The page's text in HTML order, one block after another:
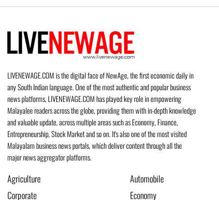
LIVENEWAGE.COM is the digital face of NewAge, the first economic daily in
any South Indian language. One of the most authentic and popular business
news platforms, LIVENEWAGE.COM has played key role in empowering
Malayalee readers across the globe, providing them with in-depth knowledge
and valuable update, across multiple areas such as Economy, Finance,
Entrepreneurship, Stock Market and so on. It's also one of the most visited
Malayalam business news portals, which deliver content through all the
major news aggregator platforms.
Agriculture
Automobile
Corporate
Economy